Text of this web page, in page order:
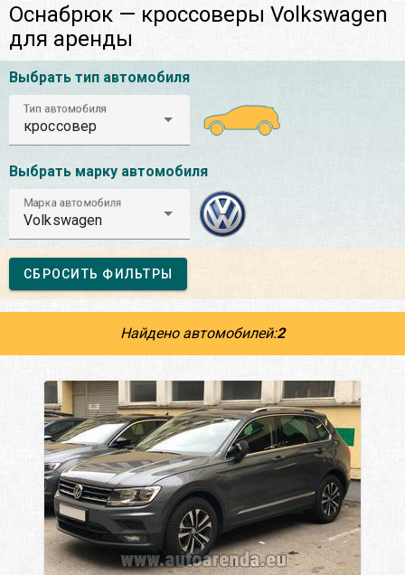
Оснабрюк — кроссоверы Volkswagen
для аренды
Выбрать тип автомобиля
Тип автомобиля
кроссовер
Выбрать марку автомобиля
Марка автомобиля
Volkswagen
СБРОСИТЬ ФИЛЬТРЫ
Найдено автомобилей:2